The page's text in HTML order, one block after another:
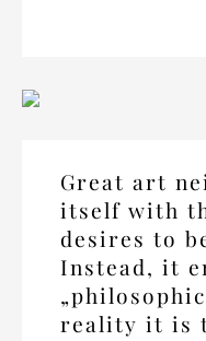
Great art
itself with
desires to
Instead, it
reality it is